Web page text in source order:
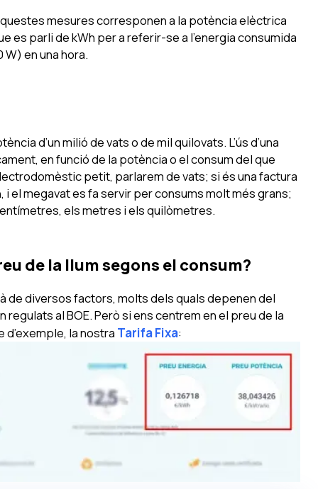
mesures corresponen a la potència elèctrica
es parli de kWh per a referir-se a l’energia consumida
W) en una hora.
d’un milió de vats o de mil quilovats. L’ús d’una
en funció de la potència o el consum del que
petit, parlarem de vats; si és una factura
i el megavat es fa servir per consums molt més grans;
els metres i els quilòmetres.
de la llum segons el consum?
de diversos factors, molts dels quals depenen del
regulats al BOE. Però si ens centrem en el preu de la
d’exemple, la nostra Tarifa Fixa: